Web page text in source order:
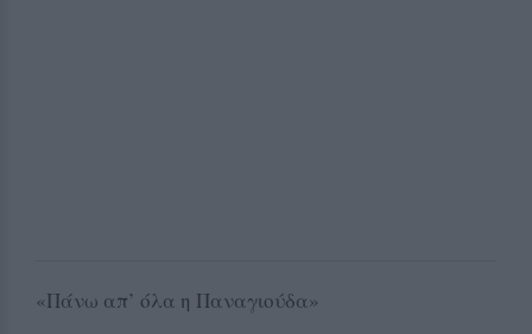
«Πάνω απ’ όλα η Παναγιούδα»